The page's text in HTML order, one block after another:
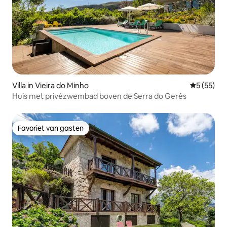
Villa in Vieira do Minho
5 (55)
Huis met privézwembad boven de Serra do Gerês
Favoriet van gasten
Favoriet van gasten